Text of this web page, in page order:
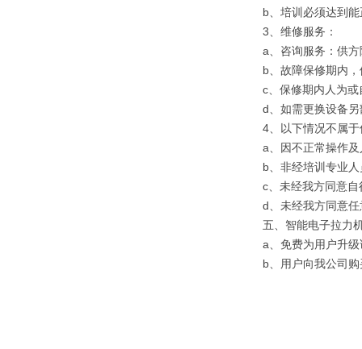
b、培训必须达到
3、维修服务：
a、咨询服务：供
b、故障保修期内
c、保修期内人为
d、如需更换设备
4、以下情况不属
a、因不正常操作
b、非经培训专业
c、未经我方同意
d、未经我方同意
五、智能电子拉力
a、免费为用户升
b、用户向我公司